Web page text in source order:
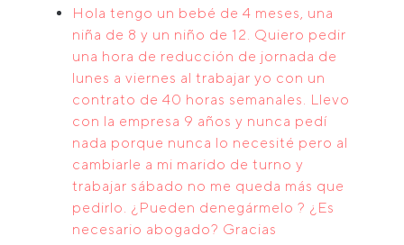
Hola tengo un bebé de 4 meses, una
niña de 8 y un niño de 12. Quiero pedir
una hora de reducción de jornada de
lunes a viernes al trabajar yo con un
contrato de 40 horas semanales. Llevo
con la empresa 9 años y nunca pedí
nada porque nunca lo necesité pero al
cambiarle a mi marido de turno y
trabajar sábado no me queda más que
pedirlo. ¿Pueden denegármelo ? ¿Es
necesario abogado? Gracias